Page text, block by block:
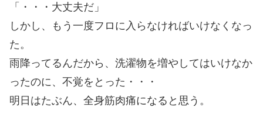
「・・・大丈夫だ」
しかし、もう一度フロに入らなければいけなくなっ
た。
雨降ってるんだから、洗濯物を増やしてはいけなか
ったのに、不覚をとった・・・
明日はたぶん、全身筋肉痛になると思う。